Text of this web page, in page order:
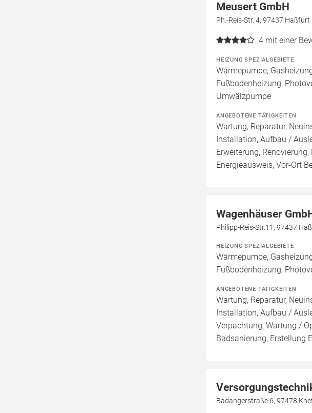
Meusert GmbH
Ph.-Reis-Str. 4, 97437
4 mit einer
HEIZUNG SPEZIALGEBIETE
Wärmepumpe,
Fußbodenheizung,
Umwälzpumpe
ANGEBOTENE TÄTIGKEITEN
Wartung, Reparatur,
Installation, Aufbau /
Erweiterung,
Energieausweis, Vor-Ort
Wagenhäuser
Philipp-Reis-Str.11, 97437
HEIZUNG SPEZIALGEBIETE
Wärmepumpe,
Fußbodenheizung,
ANGEBOTENE TÄTIGKEITEN
Wartung, Reparatur,
Installation, Aufbau /
Verpachtung, Wartung /
Badsanierung, Erstellung
Badangerstraße 6, 97478